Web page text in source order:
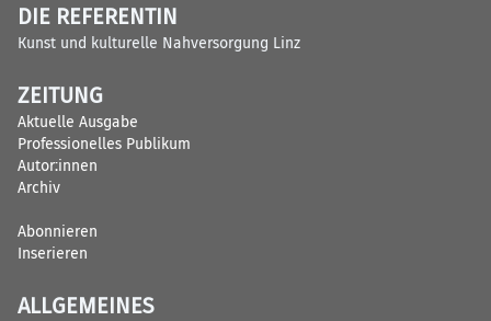
DIE REFERENTIN
Kunst und kulturelle Nahversorgung Linz
ZEITUNG
Aktuelle Ausgabe
Professionelles Publikum
Autor:innen
Archiv
Abonnieren
Inserieren
ALLGEMEINES